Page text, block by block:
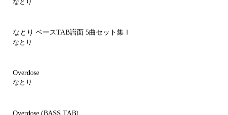
なとり
なとり ベースTAB譜面 5曲セット集Ⅰ
なとり
Overdose
なとり
Overdose (BASS TAB)